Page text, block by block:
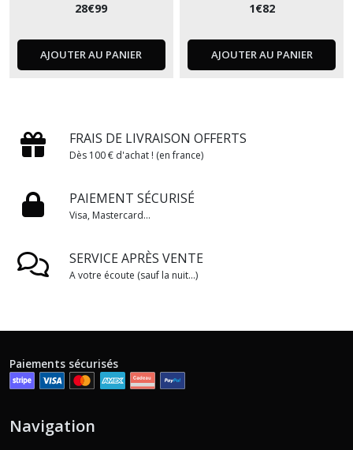
28€99
AJOUTER AU PANIER
1€82
AJOUTER AU PANIER
FRAIS DE LIVRAISON OFFERTS
Dès 100 € d'achat ! (en france)
PAIEMENT SÉCURISÉ
Visa, Mastercard...
SERVICE APRÈS VENTE
A votre écoute (sauf la nuit...)
Paiements sécurisés
Navigation